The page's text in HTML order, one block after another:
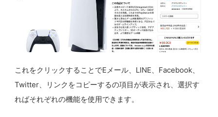
これをクリックすることでEメール、LINE、Facebook、
Twitter、リンクをコピーするの項目が表示され、選択す
ればそれぞれの機能を使用できます。